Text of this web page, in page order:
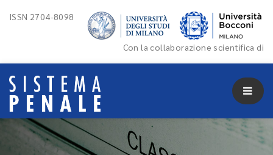
ISSN 2704-8098
Con la collaborazione scientifica di